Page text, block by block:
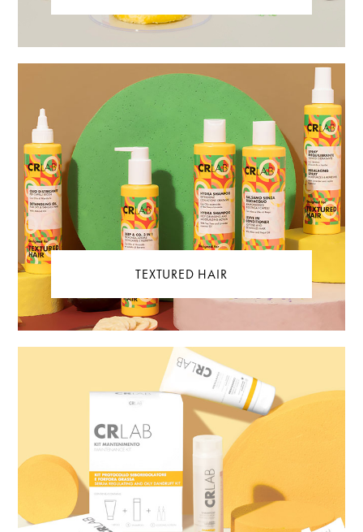
TEXTURED HAIR